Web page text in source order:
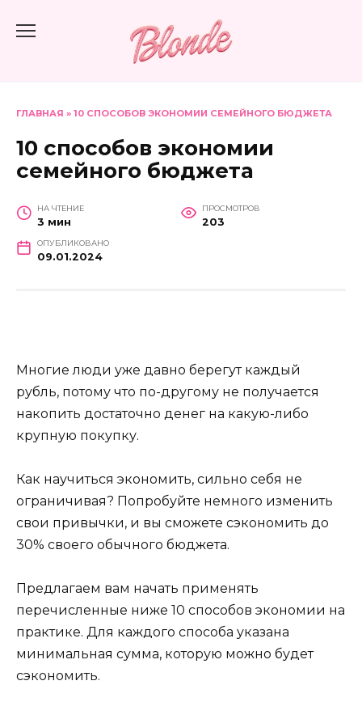
ГЛАВНАЯ » 10 СПОСОБОВ ЭКОНОМИИ СЕМЕЙНОГО БЮДЖЕТА
10 способов экономии
семейного бюджета
НА ЧТЕНИЕ
3 мин
ПРОСМОТРОВ
203
ОПУБЛИКОВАНО
09.01.2024
Многие люди уже давно берегут каждый
рубль, потому что по-другому не получается
накопить достаточно денег на какую-либо
крупную покупку.
Как научиться экономить, сильно себя не
ограничивая? Попробуйте немного изменить
свои привычки, и вы сможете сэкономить до
30% своего обычного бюджета.
Предлагаем вам начать применять
перечисленные ниже 10 способов экономии на
практике. Для каждого способа указана
минимальная сумма, которую можно будет
сэкономить.